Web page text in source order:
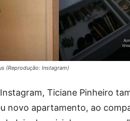
(Reprodução: Instagram)
Ticiane Pinheiro
novo apartamento, ao